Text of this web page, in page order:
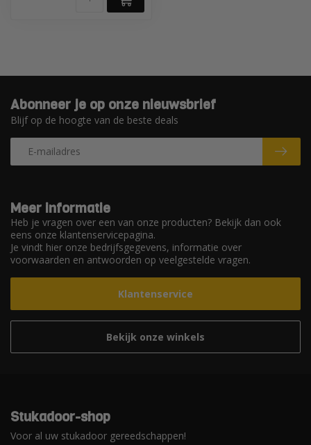
Meer informatie
Heb je vragen over een van onze producten? Bekijk dan ook
eens onze klantenservicepagina.
Je vindt hier onze bedrijfsgegevens, informatie over
voorwaarden en antwoorden op veelgestelde vragen.
Klantenservice
Bekijk onze winkels
Abonneer je op onze nieuwsbrief
Blijf op de hoogte van de beste deals
Stukadoor-shop
Voor al uw stukadoor gereedschappen!